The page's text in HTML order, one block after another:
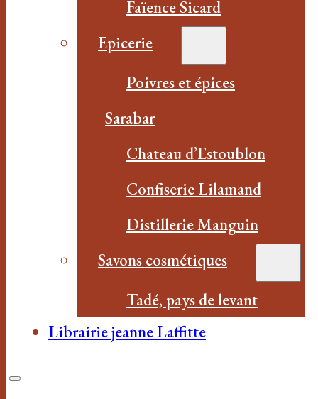
Faïence Sicard
Epicerie
Poivres et épices
Sarabar
Chateau d’Estoublon
Confiserie Lilamand
Distillerie Manguin
Savons cosmétiques
Tadé, pays de levant
Librairie jeanne Laffitte